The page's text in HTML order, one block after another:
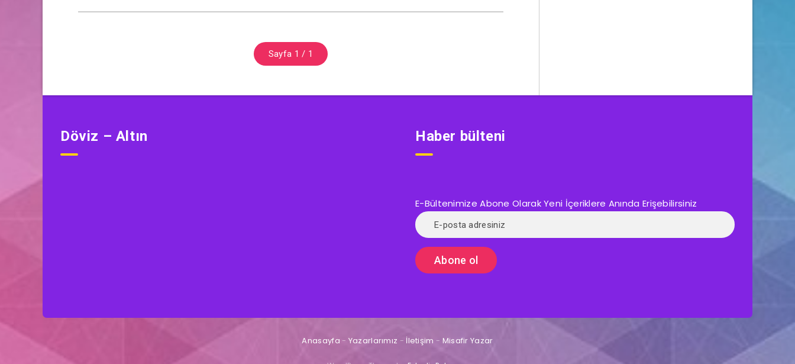
Sayfa 1 / 1
Döviz – Altın Haber bülteni
E-Bültenimize Abone Olarak Yeni İçeriklere Anında Erişebilirsiniz
Anasayfa - Yazarlarımız - İletişim - Misafir Yazar